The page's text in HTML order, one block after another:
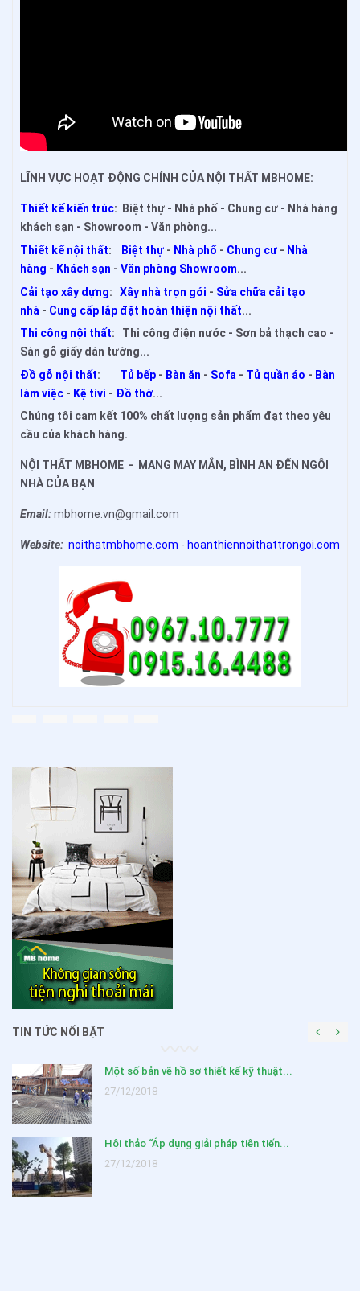
LĨNH VỰC HOẠT ĐỘNG CHÍNH CỦA NỘI THẤT MBHOME:
Thiết kế kiến trúc: Biệt thự - Nhà phố - Chung cư - Nhà hàng
khách sạn - Showroom - Văn phòng...
Thiết kế nội thất: Biệt thự - Nhà phố - Chung cư - Nhà
hàng - Khách sạn - Văn phòng Showroom...
Cải tạo xây dựng: Xây nhà trọn gói - Sửa chữa cải tạo
nhà - Cung cấp lắp đặt hoàn thiện nội thất...
Thi công nội thất: Thi công điện nước - Sơn bả thạch cao -
Sàn gỗ giấy dán tường...
Đồ gỗ nội thất: Tủ bếp - Bàn ăn - Sofa - Tủ quần áo - Bàn
làm việc - Kệ tivi - Đồ thờ...
Chúng tôi cam kết 100% chất lượng sản phẩm đạt theo yêu
cầu của khách hàng.
NỘI THẤT MBHOME - MANG MAY MẮN, BÌNH AN ĐẾN NGÔI
NHÀ CỦA BẠN
Email:mbhome.vn@gmail.com
Website: noithatmbhome.com - hoanthiennoithattrongoi.com
TIN TỨC NỔI BẬT
Một số bản vẽ hồ sơ thiết kế kỹ thuật...
27/12/2018
Hội thảo “Áp dụng giải pháp tiên tiến...
27/12/2018